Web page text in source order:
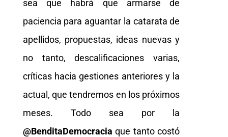
sea que habrá que armarse de
paciencia para aguantar la catarata de
apellidos, propuestas, ideas nuevas y
no tanto, descalificaciones varias,
críticas hacia gestiones anteriores y la
actual, que tendremos en los próximos
meses. Todo sea por la
@BenditaDemocracia que tanto costó